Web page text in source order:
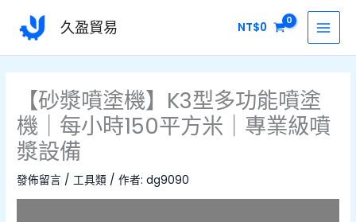
要
久盈貿易 NT$0
【砂漿噴塗機】K3型多功能噴塗
機｜每小時150平方米｜專業級噴
漿設備
發佈留言 /工具類 / 作者:dg9090